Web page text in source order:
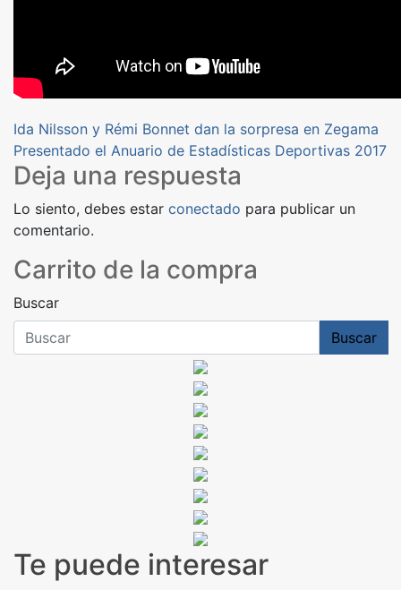
Navegación
de
entradas
Ida Nilsson y Rémi Bonnet dan la sorpresa en Zegama
Presentado el Anuario de Estadísticas Deportivas 2017
Deja una respuesta
Lo siento, debes estar conectado para publicar un
comentario.
Carrito de la compra
Buscar
Buscar
Te puede interesar